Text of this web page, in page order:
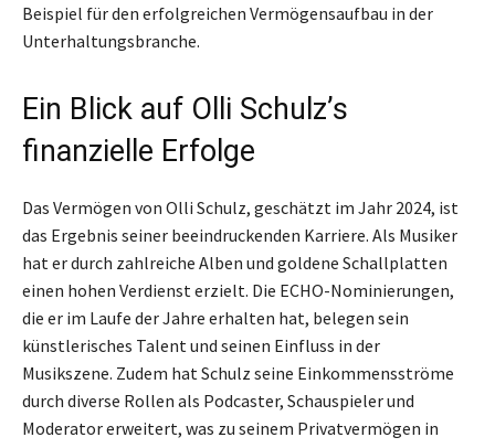
Beispiel für den erfolgreichen Vermögensaufbau in der
Unterhaltungsbranche.
Ein Blick auf Olli Schulz’s
finanzielle Erfolge
Das Vermögen von Olli Schulz, geschätzt im Jahr 2024, ist
das Ergebnis seiner beeindruckenden Karriere. Als Musiker
hat er durch zahlreiche Alben und goldene Schallplatten
einen hohen Verdienst erzielt. Die ECHO-Nominierungen,
die er im Laufe der Jahre erhalten hat, belegen sein
künstlerisches Talent und seinen Einfluss in der
Musikszene. Zudem hat Schulz seine Einkommensströme
durch diverse Rollen als Podcaster, Schauspieler und
Moderator erweitert, was zu seinem Privatvermögen in